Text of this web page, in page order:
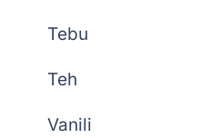
Tebu
Teh
Vanili